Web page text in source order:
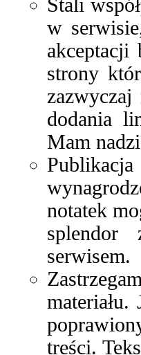
Stali
w
akceptacji
strony
dodania
Mam
notatek
splendor
serwisem.
materiału.
treści.